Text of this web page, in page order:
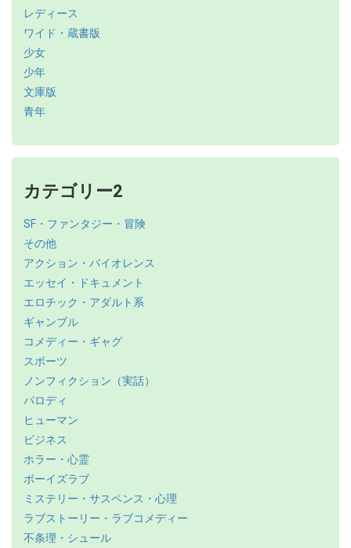
レディース
ワイド・蔵書版
少女
少年
文庫版
青年
カテゴリー2
SF・ファンタジー・冒険
その他
アクション・バイオレンス
エッセイ・ドキュメント
エロチック・アダルト系
ギャンブル
コメディー・ギャグ
スポーツ
ノンフィクション（実話）
パロディ
ヒューマン
ビジネス
ホラー・心霊
ボーイズラブ
ミステリー・サスペンス・心理
ラブストーリー・ラブコメディー
不条理・シュール